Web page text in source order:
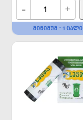
- +
ᲛᲘᲜᲘᲛᲣᲛ - 1 ᲪᲐᲚᲘ